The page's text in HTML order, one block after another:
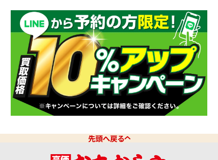
格
日時点の参考買取価格です
参考買取価格
438,000 円
※2023年9月27日時点の参考
先頭へ戻る